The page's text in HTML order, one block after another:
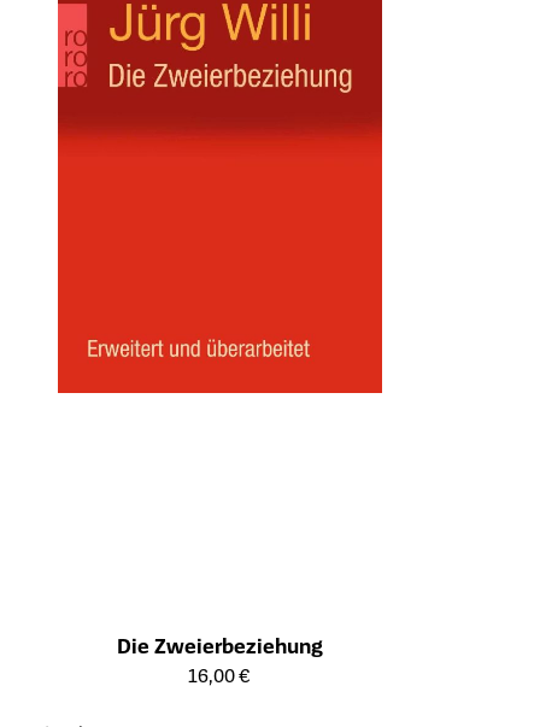
Die Zweierbeziehung
Öffnet die Detailseite des Produkts
16,00 €